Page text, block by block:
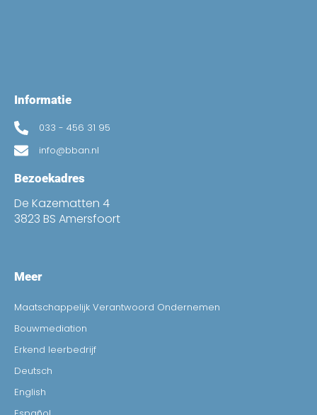
Informatie
033 - 456 31 95
info@bban.nl
Bezoekadres
De Kazematten 4
3823 BS Amersfoort
Meer
Maatschappelijk Verantwoord Ondernemen
Bouwmediation
Erkend leerbedrijf
Deutsch
English